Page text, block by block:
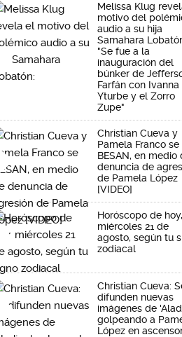
Melissa Klug
motivo del
audio a su hija
Samahara
"Se fue a la
inauguración del
búnker de
Farfán con Ivanna
Yturbe y el Zorro
Zupe"
Christian Cueva y
Pamela Franco se
BESAN, en medio
denuncia de
de Pamela López
[VIDEO]
Horóscopo de hoy,
miércoles 21 de
agosto, según tu
zodiacal
Christian Cueva:
difunden nuevas
imágenes de
golpeando a
López en